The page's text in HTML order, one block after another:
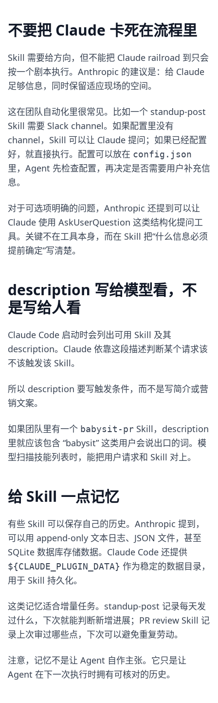
不要把 Claude 卡死在流程里
Skill 需要给方向，但不能把 Claude railroad 到只会
按一个剧本执行。Anthropic 的建议是：给 Claude
足够信息，同时保留适应现场的空间。
这在团队自动化里很常见。比如一个 standup-post
Skill 需要 Slack channel。如果配置里没有
channel，Skill 可以让 Claude 提问；如果已经配置
好，就直接执行。配置可以放在 config.json
里，Agent 先检查配置，再决定是否需要用户补充信
息。
对于可选项明确的问题，Anthropic 还提到可以让
Claude 使用 AskUserQuestion 这类结构化提问工
具。关键不在工具本身，而在 Skill 把“什么信息必须
提前确定”写清楚。
description 写给模型看，不
是写给人看
Claude Code 启动时会列出可用 Skill 及其
description。Claude 依靠这段描述判断某个请求该
不该触发该 Skill。
所以 description 要写触发条件，而不是写简介或营
销文案。
如果团队里有一个 babysit-pr Skill，description
里就应该包含 “babysit” 这类用户会说出口的词。模
型扫描技能列表时，能把用户请求和 Skill 对上。
给 Skill 一点记忆
有些 Skill 可以保存自己的历史。Anthropic 提到，
可以用 append-only 文本日志、JSON 文件，甚至
SQLite 数据库存储数据。Claude Code 还提供
${CLAUDE_PLUGIN_DATA} 作为稳定的数据目录，
用于 Skill 持久化。
这类记忆适合增量任务。standup-post 记录每天发
过什么，下次就能判断新增进展；PR review Skill 记
录上次审过哪些点，下次可以避免重复劳动。
注意，记忆不是让 Agent 自作主张。它只是让
Agent 在下一次执行时拥有可核对的历史。